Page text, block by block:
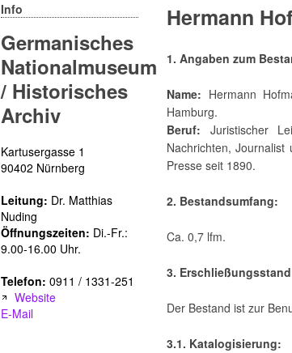
Info
Germanisches
Nationalmuseum
/ Historisches
Archiv
Kartusergasse 1
90402 Nürnberg
Leitung: Dr. Matthias
Nuding
Öffnungszeiten: Di.-Fr.:
9.00-16.00 Uhr.
Telefon: 0911 / 1331-251
Website
E-Mail
Hermann
1. Angaben zum
Name: Hermann
Hamburg.
Beruf: Juristischer
Nachrichten, Journalist
Presse seit 1890.
2. Bestandsumfang:
Ca. 0,7 lfm.
3.
Der Bestand ist zur
3.1. Katalogisierung: